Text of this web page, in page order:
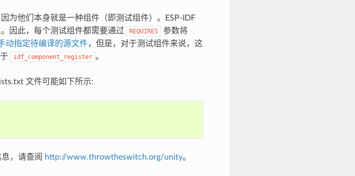
为他们本身就是一种组件（即测试组件）。ESP-IDF
因此，每个测试组件都需要通过 REQUIRES 参数将
动指定待编译的源文件，但是，对于测试组件来说，这
idf_component_register 。
文件可能如下所示:
，请查阅 http://www.throwtheswitch.org/unity。